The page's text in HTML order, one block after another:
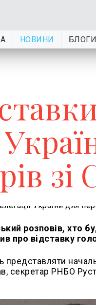
НОВИНИ БЛОГИ
розповів, хто
про відставку
представляти
секретар РНБО